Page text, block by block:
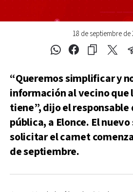
18 de septiembre de
“Queremos simplificar y
información al vecino que
tiene”, dijo el
pública, a Elonce. El
solicitar el carnet
de septiembre.